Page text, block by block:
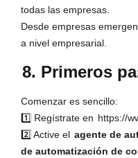
todas las empresas.
Desde empresas
a nivel empresarial.
8. Primeros
Comenzar es sencillo:
1️⃣ Regístrate en https://
2️⃣ Active el agente de
de automatización de